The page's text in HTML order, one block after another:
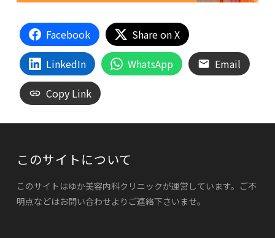
Facebook
Share on X
LinkedIn
WhatsApp
Email
Copy Link
このサイトについて
このサイトはゆか美容内科クリニックが運営しています。ご不
明点などはお問い合わせよりご連絡下さいませ。